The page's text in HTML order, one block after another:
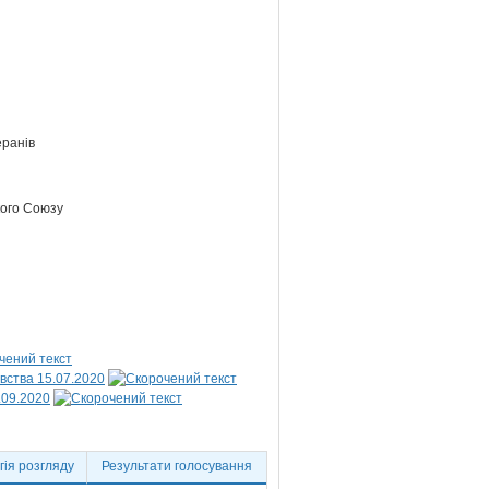
Союзу
15.07.2020
розгляду Результати голосування